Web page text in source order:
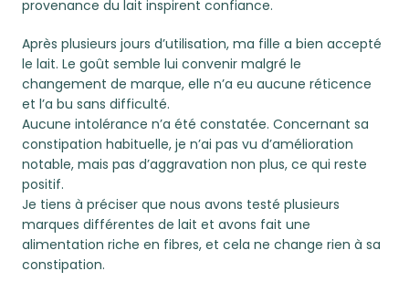
provenance du lait inspirent confiance.
Après plusieurs jours d’utilisation, ma fille a bien accepté
le lait. Le goût semble lui convenir malgré le
changement de marque, elle n’a eu aucune réticence
et l’a bu sans difficulté.
Aucune intolérance n’a été constatée. Concernant sa
constipation habituelle, je n’ai pas vu d’amélioration
notable, mais pas d’aggravation non plus, ce qui reste
positif.
Je tiens à préciser que nous avons testé plusieurs
marques différentes de lait et avons fait une
alimentation riche en fibres, et cela ne change rien à sa
constipation.